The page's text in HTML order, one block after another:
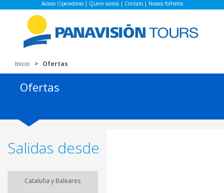
Acceso Operadoras| Quem somos| Contato| Nossos folhetos
Inicio Ofertas
Ofertas
Salidas desde
Cataluña y Baleares